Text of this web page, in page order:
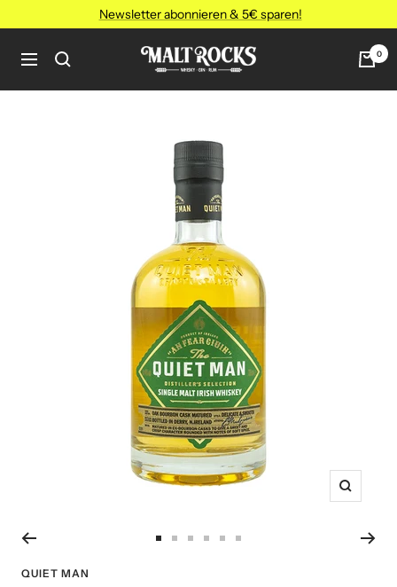
zum
Inhalt
Newsletter abonnieren & 5€ sparen!
Navigation
MALT
ROCKS
0
Zoom
QUIET MAN